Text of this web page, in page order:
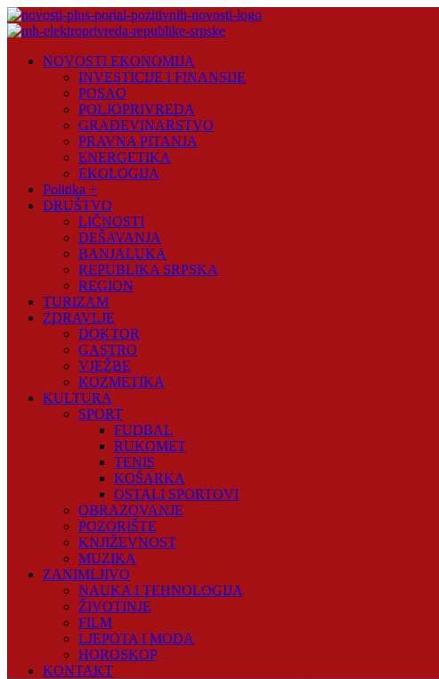
Skip
to
Plus
NOVOSTI EKONOMIJA
INVESTICIJE I FINANSIJE
POSAO
POLJOPRIVREDA
GRAĐEVINARSTVO
PRAVNA PITANJA
ENERGETIKA
EKOLOGIJA
Politika +
DRUŠTVO
LIČNOSTI
DEŠAVANJA
BANJALUKA
REPUBLIKA SRPSKA
REGION
TURIZAM
ZDRAVLJE
DOKTOR
GASTRO
VJEŽBE
KOZMETIKA
KULTURA
SPORT
FUDBAL
RUKOMET
TENIS
KOŠARKA
OSTALI SPORTOVI
OBRAZOVANJE
POZORIŠTE
KNJIŽEVNOST
MUZIKA
ZANIMLJIVO
NAUKA I TEHNOLOGIJA
ŽIVOTINJE
FILM
LJEPOTA I MODA
HOROSKOP
KONTAKT